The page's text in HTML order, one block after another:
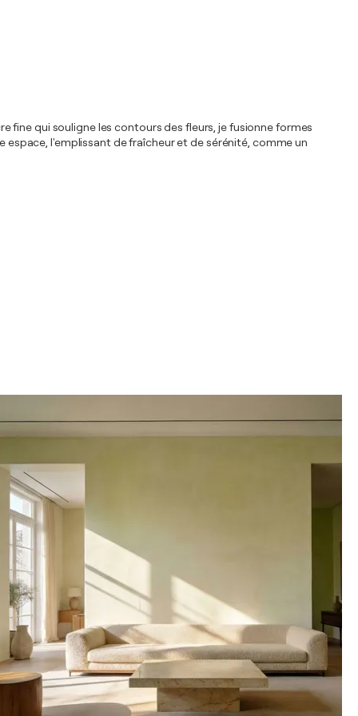
fine qui souligne les contours des fleurs, je fusionne formes
l'emplissant de fraîcheur et de sérénité, comme un